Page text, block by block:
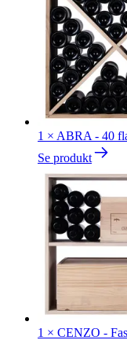
1 × ABRA - 40
Se produkt
1 × CENZO -